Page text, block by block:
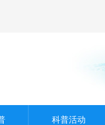
科普活动